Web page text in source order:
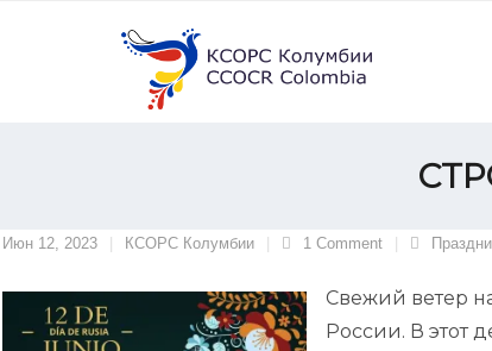
Июн 12, 2023 КСОРС Колумбии 1 Comment
Свежий ветер
России. В этот